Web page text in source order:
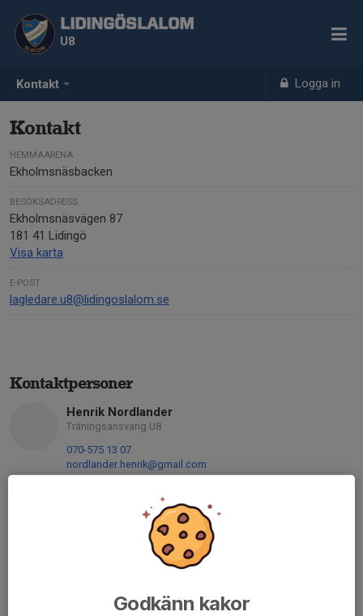
Kontakt Logga in
LIDINGÖSLALOM
U8
Kontakt
HEMMAARENA
Ekholmsnäsbacken
BESÖKSADRESS
Ekholmsnäsvägen 87
181 41 Lidingö
Visa karta
E-POST
lagledare.u8@lidingoslalom.se
Kontaktpersoner
Henrik Nordlander
Träningsansvarig U8
070-575 13 07
nordlander.henrik@gmail.com
Susanna Österlind
Huvudlagledare U8:1 (2019)
susanna.osterlind@occident.se
Huvudlagledare U8:1 (2020)
Godkänn kakor